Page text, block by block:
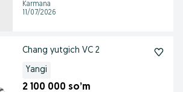
Karmana
11/07/2026
Chang yutgich VC 2
Yangi
2 100 000 so’m